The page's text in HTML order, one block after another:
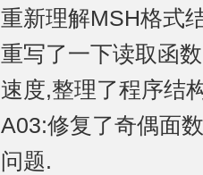
重新理解MSH格式
重写了一下读取函
速度,整理了程序结
A03:修复了奇偶面
问题.